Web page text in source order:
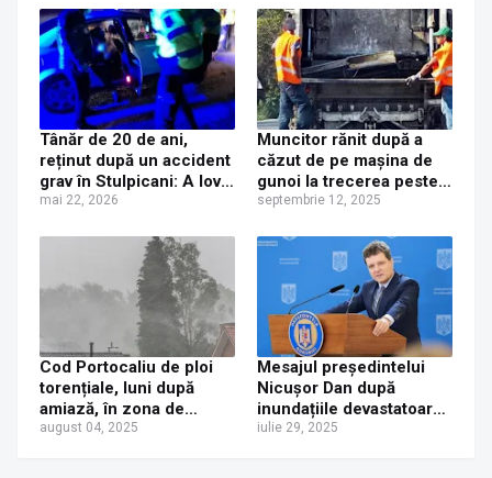
de spital
Tânăr de 20 de ani,
reținut după un accident
grav în Stulpicani: A lovit
doi pietoni, a fugit de la
tânără să ia vina asupra
mai 22, 2026
Muncitor rănit după a
căzut de pe mașina de
gunoi la trecerea peste
un prag limitator de
parohiale din Ostra
septembrie 12, 2025
Cod Portocaliu de ploi
torențiale, luni după
amiază, în zona de
munte a județelor
august 04, 2025
Mesajul președintelui
Nicușor Dan după
inundațiile devastatoare
din Suceava: „Sunt
iulie 29, 2025